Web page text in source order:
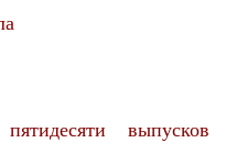
выпусков